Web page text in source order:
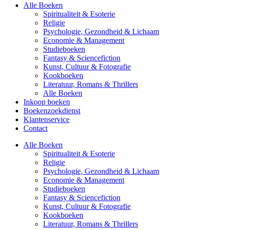
Alle Boeken
Spiritualiteit & Esoterie
Religie
Psychologie, Gezondheid & Lichaam
Economie & Management
Studieboeken
Fantasy & Sciencefiction
Kunst, Cultuur & Fotografie
Kookboeken
Literatuur, Romans & Thrillers
Alle Boeken
Inkoop boeken
Boekenzoekdienst
Klantenservice
Contact
Alle Boeken
Spiritualiteit & Esoterie
Religie
Psychologie, Gezondheid & Lichaam
Economie & Management
Studieboeken
Fantasy & Sciencefiction
Kunst, Cultuur & Fotografie
Kookboeken
Literatuur, Romans & Thrillers